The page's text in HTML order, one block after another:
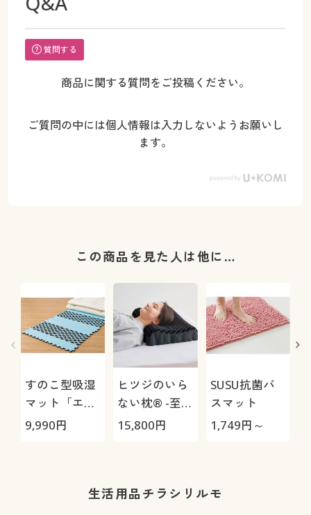
質問する
商品に関する質問をご投稿ください。
ご質問の中には個人情報は入力しないようお願いし
ます。
この商品を見た人は他に…
すのこ型吸湿
マット「エア
ージョブ®」
9,990円
ヒツジのいら
ない枕® -至
極-
15,800円
SUSU抗菌バ
スマット
1,749円～
生活用品チラシリルモ